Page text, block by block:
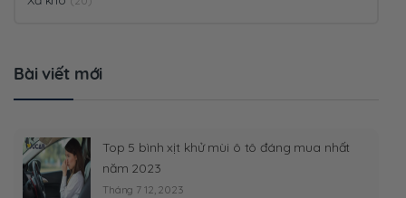
Bài viết mới
Top 5 bình xịt khử mùi ô tô đáng mua nhất
năm 2023
Tháng 7 12, 2023